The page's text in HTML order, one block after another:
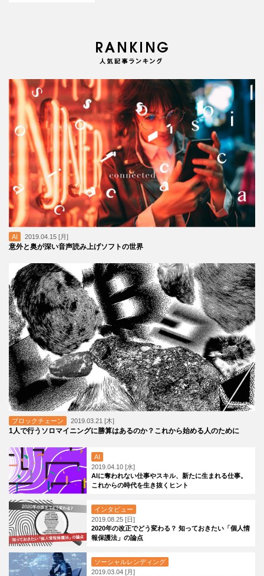
AI 2019.04.15 [月]
意外と奥が深い音声読み上げソフトの世界
ブロックチェーン 2019.03.21 [木]
1人で行うソロマイニングに勝算はあるのか？これから始める人のために
AI
2019.04.10 [水]
AIに奪われない仕事やスキル、新たに生まれる仕事。
これからの時代を生き抜くヒント
インタビュー
2019.08.25 [日]
2020年の改正でどう変わる？ 知っておきたい「個人情
報保護法」の論点
ソーシャルレンディング
2019.03.04 [月]